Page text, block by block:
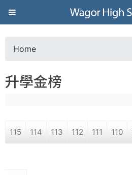
Jump to
葳
格
高
學
o
a
Home
升學金榜
115 114 113 112 111 110